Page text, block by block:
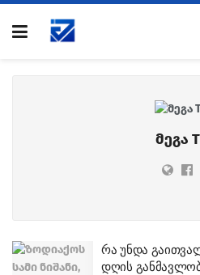
მეგა
რა უნდა
დღის